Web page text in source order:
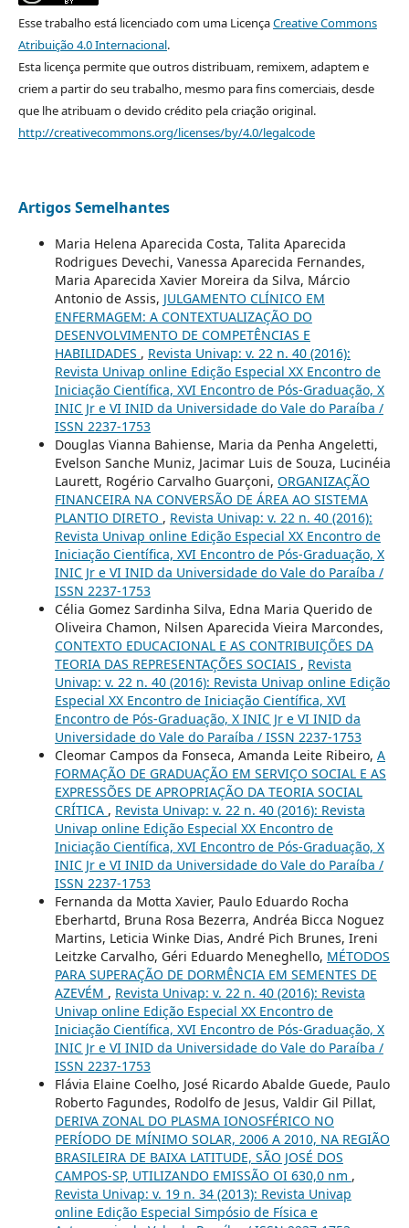
Esse trabalho está licenciado com uma LicençaCreative Commons
Atribuição 4.0 Internacional.
Esta licença permite que outros distribuam, remixem, adaptem e
criem a partir do seu trabalho, mesmo para fins comerciais, desde
que lhe atribuam o devido crédito pela criação original.
http://creativecommons.org/licenses/by/4.0/legalcode
Artigos Semelhantes
Maria Helena Aparecida Costa, Talita Aparecida
Rodrigues Devechi, Vanessa Aparecida Fernandes,
Maria Aparecida Xavier Moreira da Silva, Márcio
Antonio de Assis, JULGAMENTO CLÍNICO EM
ENFERMAGEM: A CONTEXTUALIZAÇÃO DO
DESENVOLVIMENTO DE COMPETÊNCIAS E
HABILIDADES , Revista Univap: v. 22 n. 40 (2016):
Revista Univap online Edição Especial XX Encontro de
Iniciação Científica, XVI Encontro de Pós-Graduação, X
INIC Jr e VI INID da Universidade do Vale do Paraíba /
ISSN 2237-1753
Douglas Vianna Bahiense, Maria da Penha Angeletti,
Evelson Sanche Muniz, Jacimar Luis de Souza, Lucinéia
Laurett, Rogério Carvalho Guarçoni, ORGANIZAÇÃO
FINANCEIRA NA CONVERSÃO DE ÁREA AO SISTEMA
PLANTIO DIRETO , Revista Univap: v. 22 n. 40 (2016):
Revista Univap online Edição Especial XX Encontro de
Iniciação Científica, XVI Encontro de Pós-Graduação, X
INIC Jr e VI INID da Universidade do Vale do Paraíba /
ISSN 2237-1753
Célia Gomez Sardinha Silva, Edna Maria Querido de
Oliveira Chamon, Nilsen Aparecida Vieira Marcondes,
CONTEXTO EDUCACIONAL E AS CONTRIBUIÇÕES DA
TEORIA DAS REPRESENTAÇÕES SOCIAIS , Revista
Univap: v. 22 n. 40 (2016): Revista Univap online Edição
Especial XX Encontro de Iniciação Científica, XVI
Encontro de Pós-Graduação, X INIC Jr e VI INID da
Universidade do Vale do Paraíba / ISSN 2237-1753
Cleomar Campos da Fonseca, Amanda Leite Ribeiro, A
FORMAÇÃO DE GRADUAÇÃO EM SERVIÇO SOCIAL E AS
EXPRESSÕES DE APROPRIAÇÃO DA TEORIA SOCIAL
CRÍTICA , Revista Univap: v. 22 n. 40 (2016): Revista
Univap online Edição Especial XX Encontro de
Iniciação Científica, XVI Encontro de Pós-Graduação, X
INIC Jr e VI INID da Universidade do Vale do Paraíba /
ISSN 2237-1753
Fernanda da Motta Xavier, Paulo Eduardo Rocha
Eberhartd, Bruna Rosa Bezerra, Andréa Bicca Noguez
Martins, Leticia Winke Dias, André Pich Brunes, Ireni
Leitzke Carvalho, Géri Eduardo Meneghello, MÉTODOS
PARA SUPERAÇÃO DE DORMÊNCIA EM SEMENTES DE
AZEVÉM , Revista Univap: v. 22 n. 40 (2016): Revista
Univap online Edição Especial XX Encontro de
Iniciação Científica, XVI Encontro de Pós-Graduação, X
INIC Jr e VI INID da Universidade do Vale do Paraíba /
ISSN 2237-1753
Flávia Elaine Coelho, José Ricardo Abalde Guede, Paulo
Roberto Fagundes, Rodolfo de Jesus, Valdir Gil Pillat,
DERIVA ZONAL DO PLASMA IONOSFÉRICO NO
PERÍODO DE MÍNIMO SOLAR, 2006 A 2010, NA REGIÃO
BRASILEIRA DE BAIXA LATITUDE, SÃO JOSÉ DOS
CAMPOS-SP, UTILIZANDO EMISSÃO OI 630,0 nm ,
Revista Univap: v. 19 n. 34 (2013): Revista Univap
online Edição Especial Simpósio de Física e